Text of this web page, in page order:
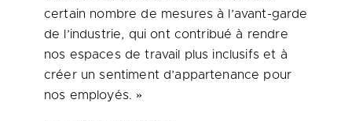
certain nombre de mesures à l’avant-garde
de l’industrie, qui ont contribué à rendre
nos espaces de travail plus inclusifs et à
créer un sentiment d’appartenance pour
nos employés. »